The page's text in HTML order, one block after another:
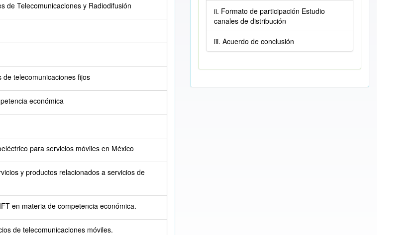
de Telecomunicaciones y Radiodifusión
telecomunicaciones fijos
económica
para servicios móviles en México
y productos relacionados a servicios de
en materia de competencia económica.
de telecomunicaciones móviles.
ii. Formato de participación Estudio
canales de distribución
iii. Acuerdo de conclusión